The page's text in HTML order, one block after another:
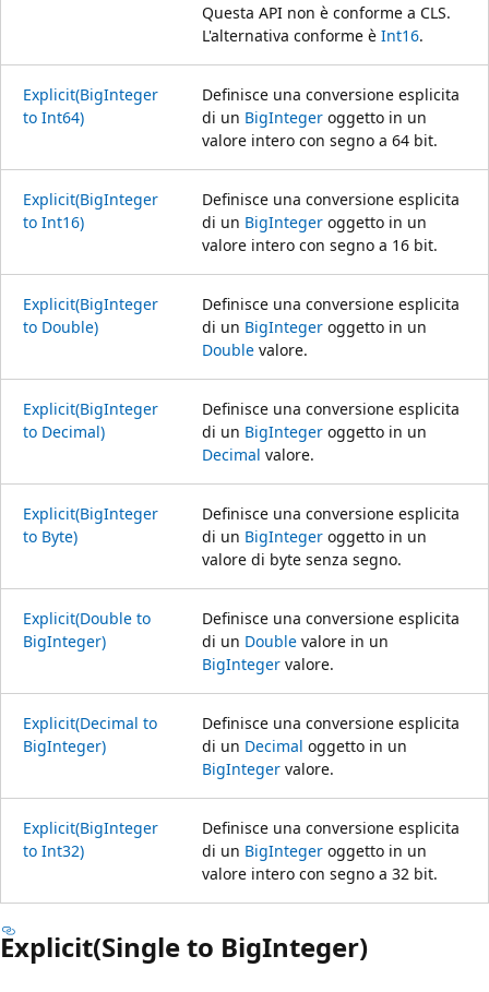
Questa API non è conforme a CLS.
L'alternativa conforme è Int16.
Explicit(BigInteger
to Int64)
Definisce una conversione esplicita
di un BigInteger oggetto in un
valore intero con segno a 64 bit.
Explicit(BigInteger
to Int16)
Definisce una conversione esplicita
di un BigInteger oggetto in un
valore intero con segno a 16 bit.
Explicit(BigInteger
to Double)
Definisce una conversione esplicita
di un BigInteger oggetto in un
Double valore.
Explicit(BigInteger
to Decimal)
Definisce una conversione esplicita
di un BigInteger oggetto in un
Decimal valore.
Explicit(BigInteger
to Byte)
Definisce una conversione esplicita
di un BigInteger oggetto in un
valore di byte senza segno.
Explicit(Double to
BigInteger)
Definisce una conversione esplicita
di un Double valore in un
BigInteger valore.
Explicit(Decimal to
BigInteger)
Definisce una conversione esplicita
di un Decimal oggetto in un
BigInteger valore.
Explicit(BigInteger
to Int32)
Definisce una conversione esplicita
di un BigInteger oggetto in un
valore intero con segno a 32 bit.
Explicit(Single to BigInteger)